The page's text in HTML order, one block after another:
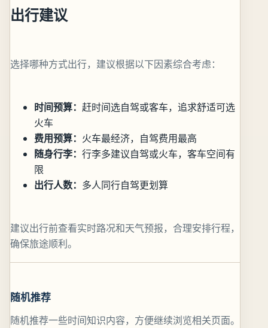
出行建议
选择哪种方式出行，建议根据以下因素综合考虑：
时间预算： 赶时间选自驾或客车，追求舒适可选
火车
费用预算： 火车最经济，自驾费用最高
随身行李： 行李多建议自驾或火车，客车空间有
限
出行人数： 多人同行自驾更划算
建议出行前查看实时路况和天气预报，合理安排行程，
确保旅途顺利。
随机推荐
随机推荐一些时间知识内容，方便继续浏览相关页面。